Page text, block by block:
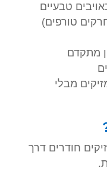
טבעיים
טורפים)
מתקדם
מבלי
חודרים דרך